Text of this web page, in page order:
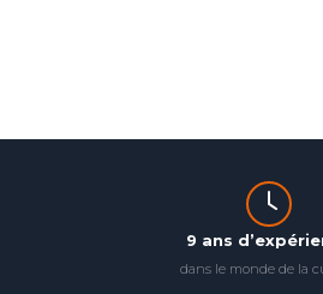
9 ans
dans le monde de la